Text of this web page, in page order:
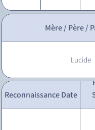
Mère / Père /
Lucide
Reconnaissance Date